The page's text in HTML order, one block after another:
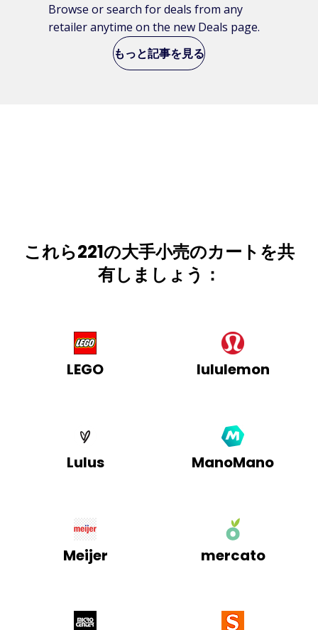
Browse or search for deals from any
retailer anytime on the new Deals page.
もっと記事を見る
これら221の大手小売のカートを共
有しましょう：
LEGO lululemon
Lulus ManoMano
Meijer mercato